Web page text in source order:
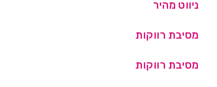
ניווט מהיר
מסיבת רווקות
מסיבת רווקות